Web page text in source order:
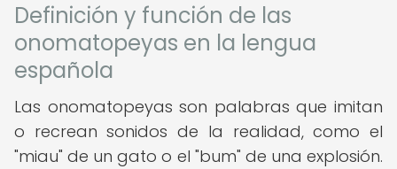
Definición y función de las
onomatopeyas en la lengua
española
Las onomatopeyas son palabras que imitan
o recrean sonidos de la realidad, como el
"miau" de un gato o el "bum" de una explosión.